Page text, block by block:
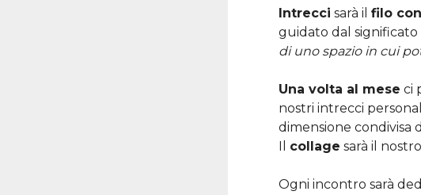
Intrecci sarà il filo
guidato dal significato
di uno spazio in cui
Una volta al mese ci
nostri intrecci
dimensione condivisa
Il collage sarà il nostro
Ogni incontro sarà